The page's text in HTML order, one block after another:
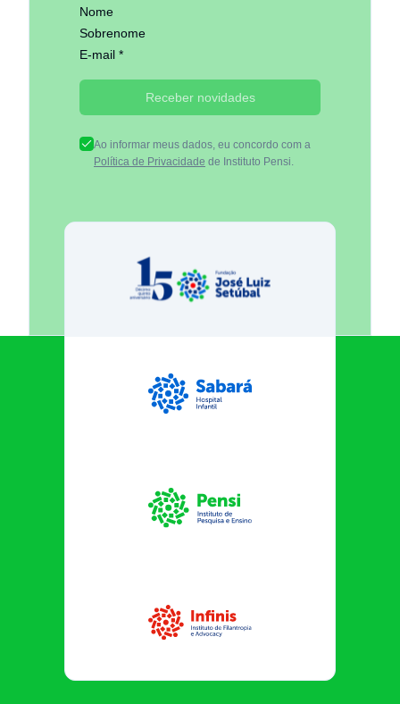
Nome
Sobrenome
E-mail *
Receber novidades
Ao informar meus dados, eu concordo com a
Política de Privacidade de Instituto Pensi.
Fundação José Luiz Egydio
Sabará Hospital Infantil
Instituto Pensi
Infinis